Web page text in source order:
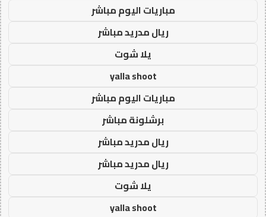
مباريات اليوم مباشر
ريال مدريد مباشر
يلا شوت
yalla shoot
مباريات اليوم مباشر
برشلونة مباشر
ريال مدريد مباشر
ريال مدريد مباشر
يلا شوت
yalla shoot